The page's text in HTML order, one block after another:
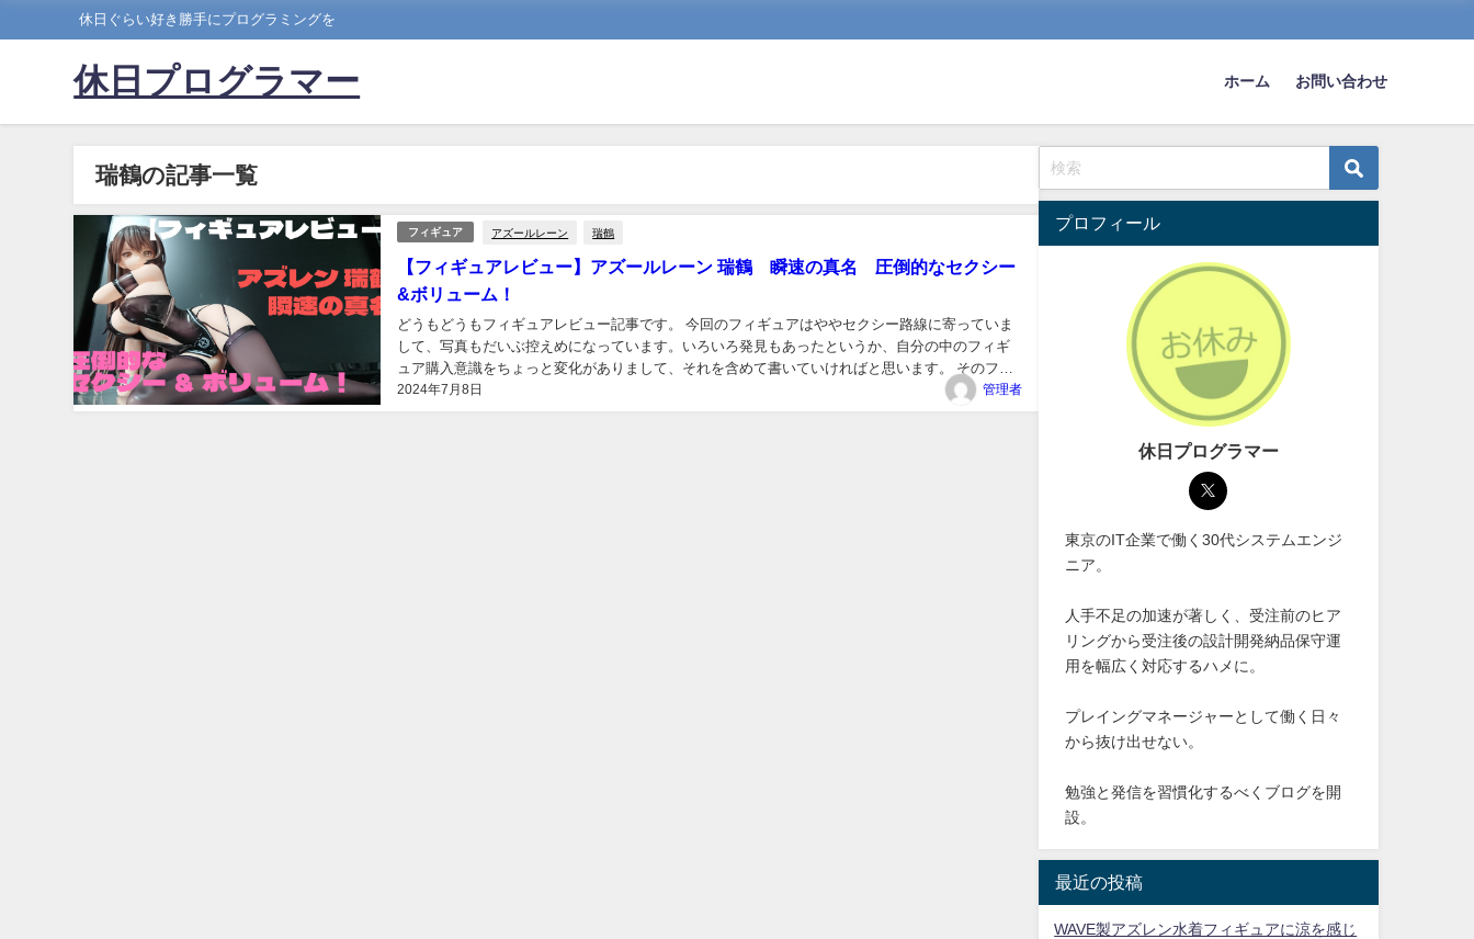
休日ぐらい好き勝手にプログラミングを
休日プログラマー ホーム お問い合わせ
瑞鶴の記事一覧
フィギュア アズールレーン 瑞鶴
【フィギュアレビュー】アズールレーン 瑞鶴 瞬速の真名 圧倒的なセクシー
&ボリューム！
2024年7月8日
どうもどうもフィギュアレビュー記事です。 今回のフィギュアはややセクシー路線に寄っていま
して、写真もだいぶ控えめになっています。いろいろ発見もあったというか、自分の中のフィギ
ュア購入意識をちょっと変化がありまして、それを含めて書いていければと思います。 そのフィ
ギュアは————— アズールレーン 瑞鶴 瞬速の真名———...
管理者
プロフィール
休日プログラマー
東京のIT企業で働く30代システムエンジ
ニア。
人手不足の加速が著しく、受注前のヒア
リングから受注後の設計開発納品保守運
用を幅広く対応するハメに。
プレイングマネージャーとして働く日々
から抜け出せない。
勉強と発信を習慣化するべくブログを開
設。
最近の投稿
WAVE製アズレン水着フィギュアに涼を感じ